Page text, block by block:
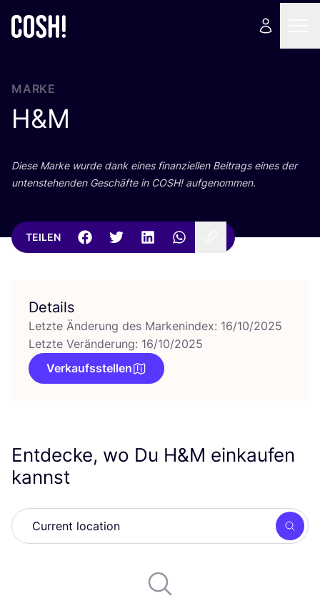
MARKE
H&M
Die­se Mar­ke wur­de dank eines finan­zi­el­len Bei­trags eines der
unten­ste­hen­den Geschäf­te in COSH! aufgenommen.
TEILEN
Details
Letzte Änderung des Markenindex: 16/10/2025
Letzte Veränderung: 16/10/2025
Verkaufsstellen
Entdecke, wo Du H&M einkaufen
kannst